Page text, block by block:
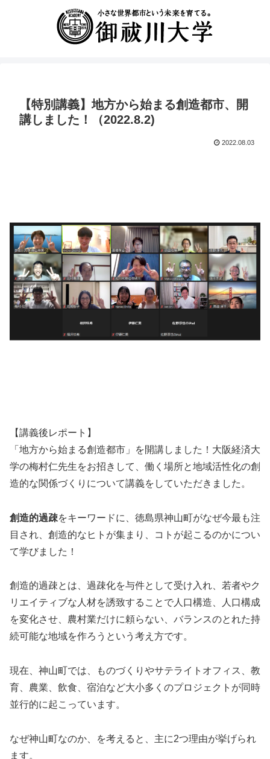
【特別講義】地方から始まる創造都市、開
講しました！（2022.8.2)
2022.08.03
【講義後レポート】
「地方から始まる創造都市」を開講しました！大阪経済大
学の梅村仁先生をお招きして、働く場所と地域活性化の創
造的な関係づくりについて講義をしていただきました。
創造的過疎をキーワードに、徳島県神山町がなぜ今最も注
目され、創造的なヒトが集まり、コトが起こるのかについ
て学びました！
創造的過疎とは、過疎化を与件として受け入れ、若者やク
リエイティブな人材を誘致することで人口構造、人口構成
を変化させ、農村業だけに頼らない、バランスのとれた持
続可能な地域を作ろうという考え方です。
現在、神山町では、ものづくりやサテライトオフィス、教
育、農業、飲食、宿泊など大小多くのプロジェクトが同時
並行的に起こっています。
なぜ神山町なのか、を考えると、主に2つ理由が挙げられ
ます。